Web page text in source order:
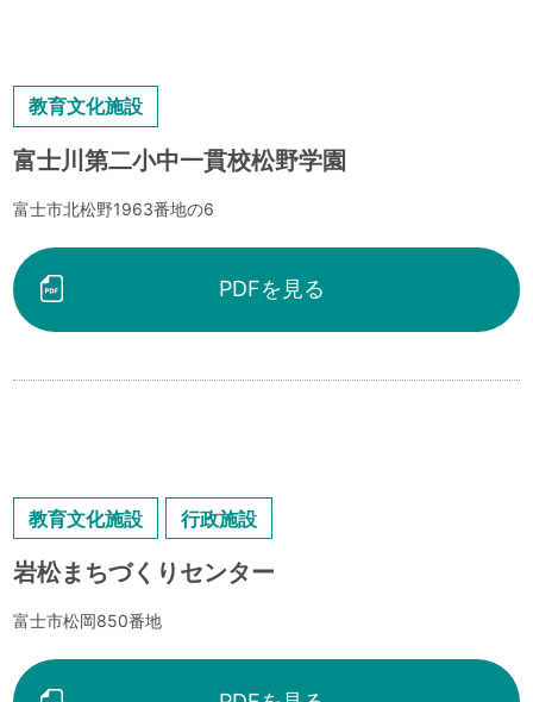
教育文化施設
富士川第二小中一貫校松野学園
富士市北松野1963番地の6
PDFを見る
教育文化施設 行政施設
岩松まちづくりセンター
富士市松岡850番地